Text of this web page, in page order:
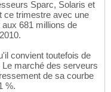
Sparc, Solaris et
ce trimestre avec une
681 millions de
convient toutefois de
marché des serveurs
de sa courbe
%.